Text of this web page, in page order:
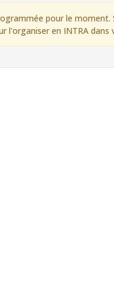
pour le moment.
l'organiser en INTRA dans